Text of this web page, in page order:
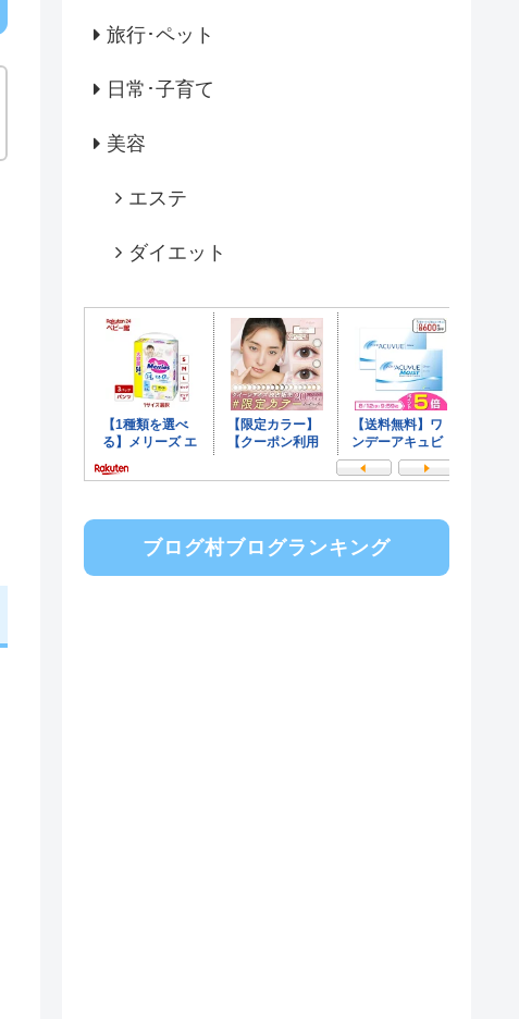
旅行･ペット
日常･子育て
美容
エステ
ダイエット
ブログ村ブログランキング